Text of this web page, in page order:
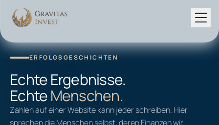
Rechner
Ratgeber
ERFOLGSGESCHICHTEN
Echte Ergebnisse.
EchteMenschen.
Zahlen auf einer Website kann jeder schreiben. Hier
sprechen die Menschen selbst, deren Finanzen wir